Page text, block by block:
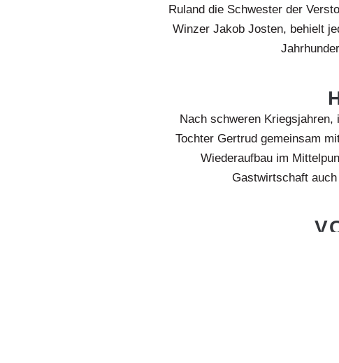
Ruland die Schwester der
Winzer Jakob Josten, behielt
Nach schweren Kriegsjahren,
Tochter Gertrud gemeinsam
Wiederaufbau im
Gastwirtschaft